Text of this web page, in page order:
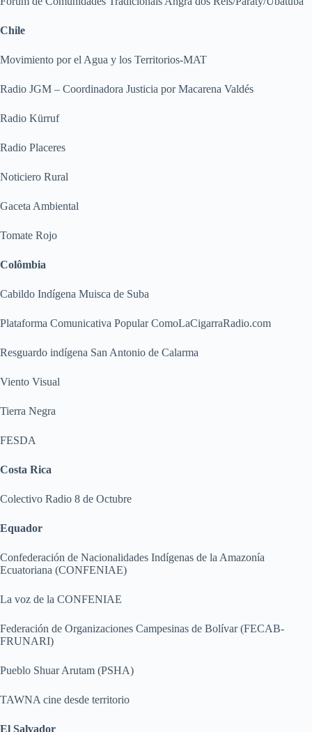
Chile
Movimiento por el Agua y los Territorios-MAT
Radio JGM – Coordinadora Justicia por Macarena Valdés
Radio Kürruf
Radio Placeres
Noticiero Rural
Gaceta Ambiental
Tomate Rojo
Colômbia
Cabildo Indígena Muisca de Suba
Plataforma Comunicativa Popular ComoLaCigarraRadio.com
Resguardo indígena San Antonio de Calarma
Viento Visual
Tierra Negra
FESDA
Costa Rica
Colectivo Radio 8 de Octubre
Equador
Confederación de Nacionalidades Indígenas de la Amazonía
Ecuatoriana (CONFENIAE)
La voz de la CONFENIAE
Federación de Organizaciones Campesinas de Bolívar (FECAB-
FRUNARI)
Pueblo Shuar Arutam (PSHA)
TAWNA cine desde territorio
El Salvador